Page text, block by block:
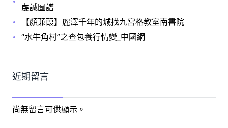
虔誠圖譜
【顏蒹葭】麗澤千年的城找九宮格教室南書院
“水牛角村”之查包養行情變_中國網
近期留言
尚無留言可供顯示。